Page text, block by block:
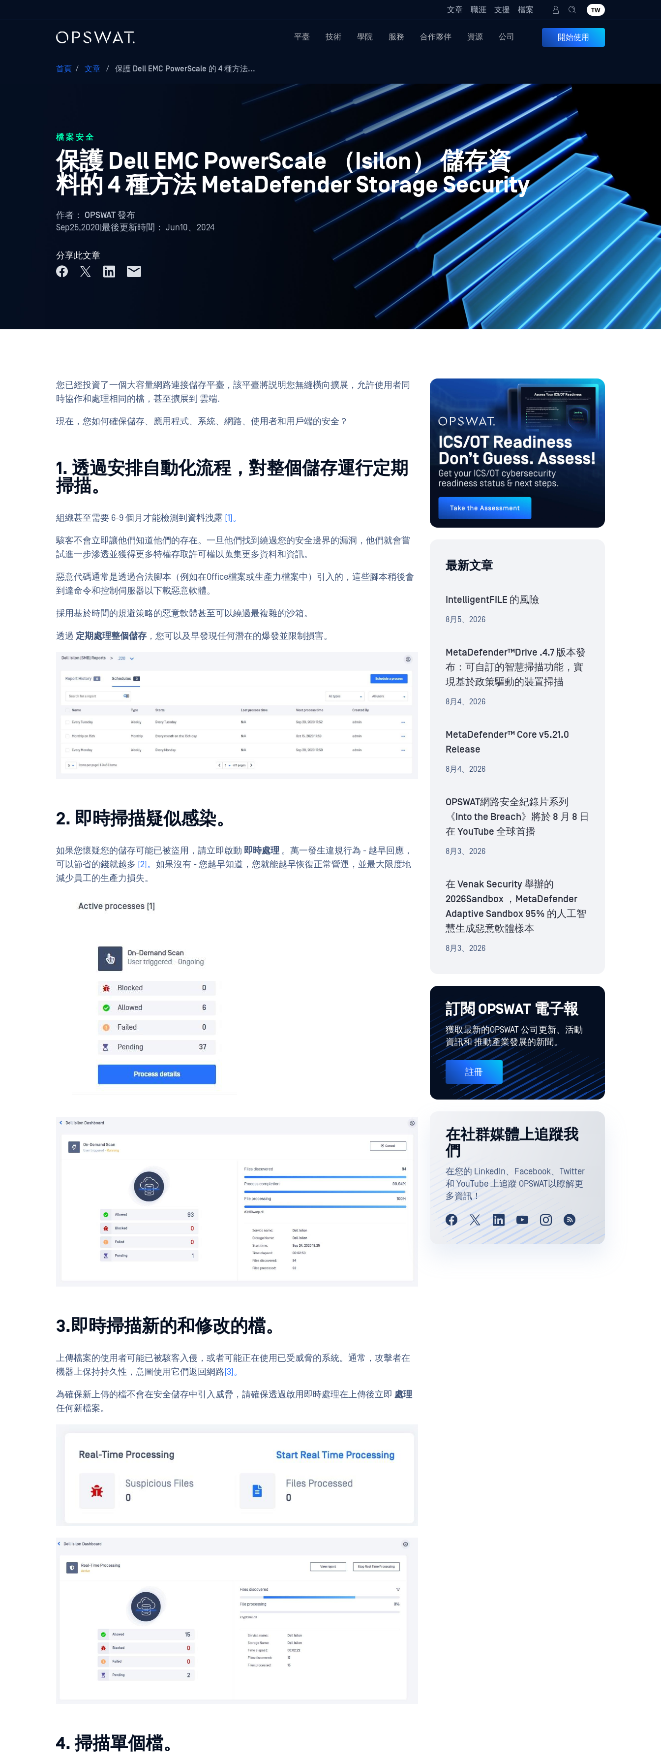
文章 職涯 支援 檔案 TW
平臺 技術 學院 服務 合作夥伴 資源 公司 開始使用
首頁 / 文章 / 保護 Dell EMC PowerScale 的 4 種方法...
檔案安全
保護 Dell EMC PowerScale （Isilon） 儲存資
料的 4 種方法 MetaDefender Storage Security
作者： OPSWAT 發布
Sep25,2020 最後更新時間： Jun10、2024
分享此文章
您已經投資了一個大容量網路連接儲存平臺，該平臺將説明您無縫橫向擴展，允許使用者同
時協作和處理相同的檔，甚至擴展到 雲端.
現在，您如何確保儲存、應用程式、系統、網路、使用者和用戶端的安全？
1. 透過安排自動化流程，對整個儲存運行定期
掃描。
組織甚至需要 6-9 個月才能檢測到資料洩露 [1]。
駭客不會立即讓他們知道他們的存在。一旦他們找到繞過您的安全邊界的漏洞，他們就會嘗
試進一步滲透並獲得更多特權存取許可權以蒐集更多資料和資訊。
惡意代碼通常是透過合法腳本（例如在Office檔案或生產力檔案中）引入的，這些腳本稍後會
到達命令和控制伺服器以下載惡意軟體。
採用基於時間的規避策略的惡意軟體甚至可以繞過最複雜的沙箱。
透過 定期處理整個儲存 ，您可以及早發現任何潛在的爆發並限制損害。
2. 即時掃描疑似感染。
如果您懷疑您的儲存可能已被盜用，請立即啟動 即時處理 。萬一發生違規行為 - 越早回應，
可以節省的錢就越多 [2]。 如果沒有 - 您越早知道，您就能越早恢復正常營運，並最大限度地
減少員工的生產力損失。
3.即時掃描新的和修改的檔。
上傳檔案的使用者可能已被駭客入侵，或者可能正在使用已受威脅的系統。通常，攻擊者在
機器上保持持久性，意圖使用它們返回網路[3]。
為確保新上傳的檔不會在安全儲存中引入威脅，請確保透過啟用即時處理在上傳後立即 處理
任何新檔案。
4. 掃描單個檔。
最新文章
IntelligentFILE 的風險
8月5、2026
MetaDefender™Drive .4.7 版本發
布：可自訂的智慧掃描功能，實
現基於政策驅動的裝置掃描
8月4、2026
MetaDefender™ Core v5.21.0
Release
8月4、2026
OPSWAT網路安全紀錄片系列
《Into the Breach》將於 8 月 8 日
在 YouTube 全球首播
8月3、2026
在 Venak Security 舉辦的
2026Sandbox ，MetaDefender
Adaptive Sandbox 95% 的人工智
慧生成惡意軟體樣本
8月3、2026
訂閱 OPSWAT 電子報
獲取最新的OPSWAT 公司更新、活動
資訊和 推動產業發展的新聞。
註冊
在社群媒體上追蹤我
們
在您的 LinkedIn、Facebook、Twitter
和 YouTube 上追蹤 OPSWAT以瞭解更
多資訊！